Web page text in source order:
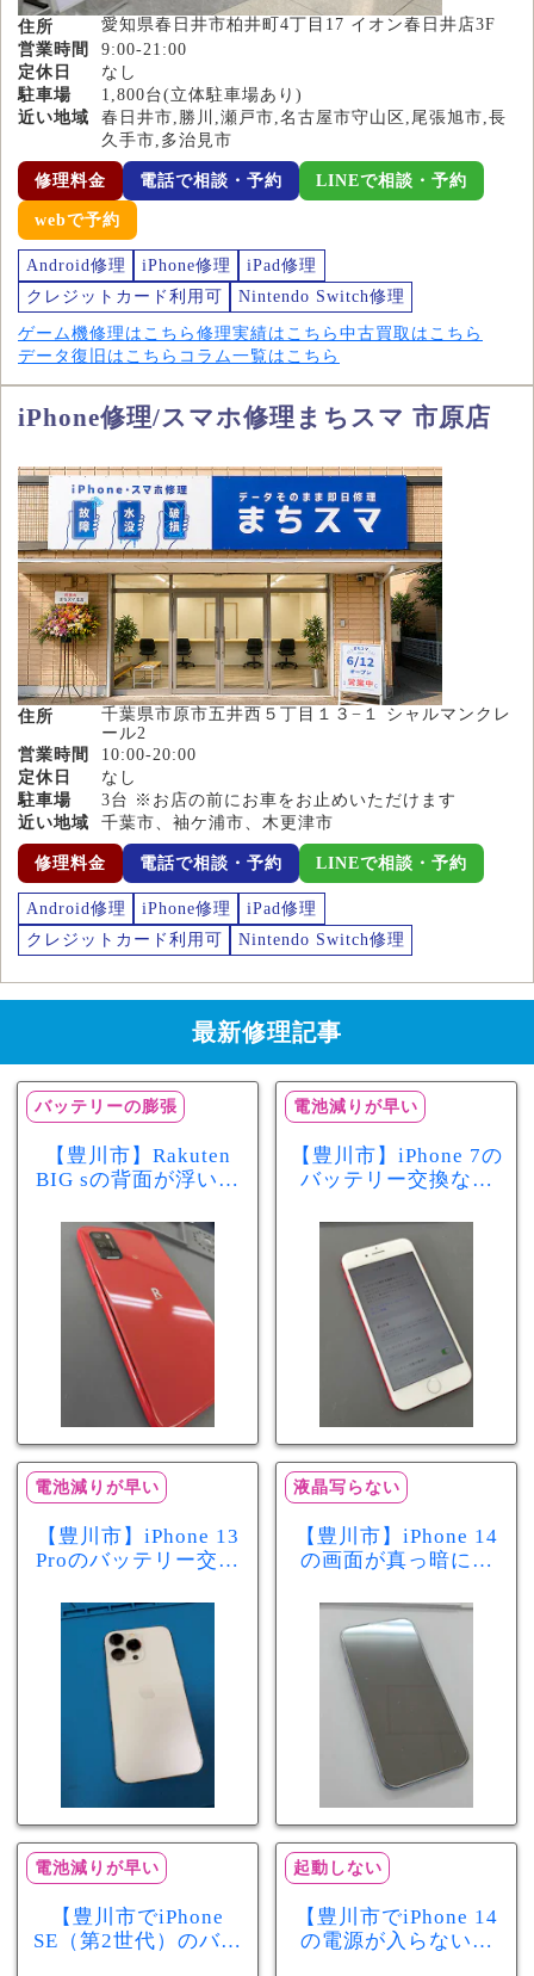
住所
愛知県春日井市柏井町4丁目17 イオン春日井店3F
営業時間
9:00-21:00
定休日
なし
駐車場
1,800台(立体駐車場あり)
近い地域
春日井市,勝川,瀬戸市,名古屋市守山区,尾張旭市,長
久手市,多治見市
修理料金 電話で相談・予約 LINEで相談・予約
webで予約
Android修理 iPhone修理
iPad修理
クレジットカード利用可
Nintendo Switch修理
ゲーム機修理はこちら 修理実績はこちら 中古買取はこちら
データ復旧はこちら コラム一覧はこちら
iPhone修理/スマホ修理まちスマ 市原店
住所
千葉県市原市五井西５丁目１３−１ シャルマンクレ
ール2
営業時間
10:00-20:00
定休日
なし
駐車場
3台 ※お店の前にお車をお止めいただけます
近い地域
千葉市、袖ケ浦市、木更津市
修理料金 電話で相談・予約 LINEで相談・予約
Android修理 iPhone修理
iPad修理
クレジットカード利用可
Nintendo Switch修理
最新修理記事
バッテリーの膨張
【豊川市】Rakuten
BIG sの背面が浮いて
リー膨張のサインか
もしれません！バッ
テリー交換修理事例
電池減りが早い
【豊川市】iPhone 7の
バッテリー交換なら
最大容量70％で電池
の減りが早い症状も
当日60分で改善
電池減りが早い
【豊川市】iPhone 13
Proのバッテリー交換
が早い症状も当日90
分で改善
液晶写らない
【豊川市】iPhone 14
の画面が真っ暗に…
修理！データそのま
まで復旧しました
電池減りが早い
【豊川市でiPhone
SE（第2世代）のバッ
起動しない
【豊川市でiPhone 14
の電源が入らない修